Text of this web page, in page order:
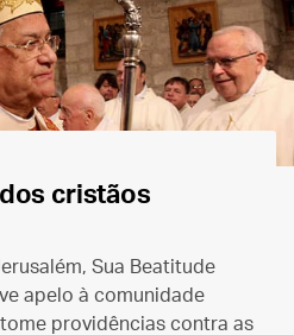
cristãos
Sua Beatitude
apelo à comunidade
providências contra as